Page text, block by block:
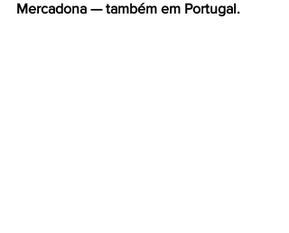
Mercadona — também em Portugal.